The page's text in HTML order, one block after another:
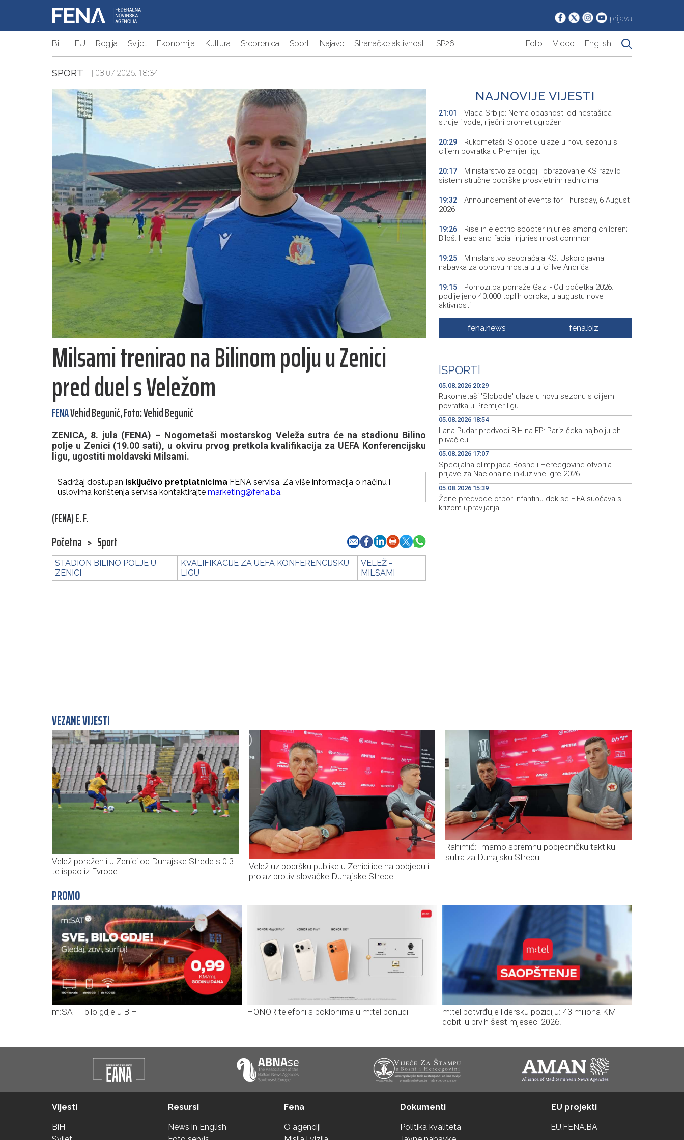
prijava
BiH EU Regija Svijet Ekonomija Kultura Srebrenica Sport Najave Stranačke aktivnosti SP26 Foto Video English
SPORT | 08.07.2026. 18:34 |
Milsami trenirao na Bilinom polju u Zenici
pred duel s Veležom
FENAVehid Begunić, Foto: Vehid Begunić
ZENICA, 8. jula (FENA) – Nogometaši mostarskog Veleža sutra će na stadionu Bilino
polje u Zenici (19.00 sati), u okviru prvog pretkola kvalifikacija za UEFA Konferencijsku
ligu, ugostiti moldavski Milsami.
Sadržaj dostupan isključivo pretplatnicima FENA servisa. Za više informacija o načinu i
uslovima korištenja servisa kontaktirajte marketing@fena.ba.
(FENA) E. F.
Početna > Sport
STADION BILINO POLJE U
ZENICI
KVALIFIKACIJE ZA UEFA KONFERENCIJSKU
LIGU
VELEŽ -
MILSAMI
NAJNOVIJE VIJESTI
21:01
Vlada Srbije: Nema opasnosti od nestašica
struje i vode, riječni promet ugrožen
20:29
Rukometaši 'Slobode' ulaze u novu sezonu s
ciljem povratka u Premijer ligu
20:17
Ministarstvo za odgoj i obrazovanje KS razvilo
sistem stručne podrške prosvjetnim radnicima
19:32
Announcement of events for Thursday, 6 August
2026
19:26
Rise in electric scooter injuries among children;
Biloš: Head and facial injuries most common
19:25
Ministarstvo saobraćaja KS: Uskoro javna
nabavka za obnovu mosta u ulici Ive Andrića
19:15
Pomozi.ba pomaže Gazi - Od početka 2026.
podijeljeno 40.000 toplih obroka, u augustu nove
aktivnosti
Conference on representation of constituent
predstavljanjem kozmetike
19:05
Prosecutor's Office indicts former Court of BiH
employee for alleged embezzlement
fena.news fena.biz
SPORT
05.08.2026 20:29
Rukometaši 'Slobode' ulaze u novu sezonu s ciljem
povratka u Premijer ligu
05.08.2026 18:54
Lana Pudar predvodi BiH na EP: Pariz čeka najbolju bh.
plivačicu
05.08.2026 17:07
Specijalna olimpijada Bosne i Hercegovine otvorila
prijave za Nacionalne inkluzivne igre 2026
05.08.2026 15:39
Žene predvode otpor Infantinu dok se FIFA suočava s
krizom upravljanja
VEZANE VIJESTI
Velež poražen i u Zenici od Dunajske Strede s 0:3
te ispao iz Evrope
Velež uz podršku publike u Zenici ide na pobjedu i
prolaz protiv slovačke Dunajske Strede
Rahimić: Imamo spremnu pobjedničku taktiku i
sutra za Dunajsku Stredu
PROMO
m:SAT - bilo gdje u BiH HONOR telefoni s poklonima u m:tel ponudi
m:tel potvrđuje lidersku poziciju: 43 miliona KM
dobiti u prvih šest mjeseci 2026.
Vijesti
BiH
Resursi
News in English
Fena
O agenciji
Dokumenti
Politika kvaliteta
EU projekti
EU.FENA.BA